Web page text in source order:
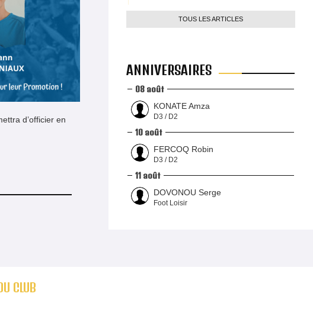
d’officier en
TOUS LES ARTICLES
ANNIVERSAIRES
08 août
KONATE Amza
D3 / D2
10 août
FERCOQ Robin
D3 / D2
11 août
DOVONOU Serge
Foot Loisir
CLUB